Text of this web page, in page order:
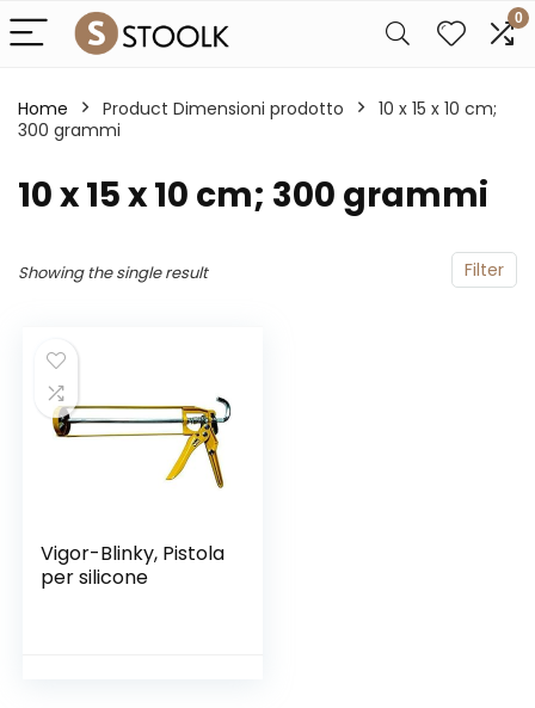
0
Home Product Dimensioni prodotto
‎10 x 15 x 10 cm;
300 grammi
‎10 x 15 x 10 cm; 300 grammi
Filter
Showing the single result
‎Vigor-Blinky, Pistola
per silicone